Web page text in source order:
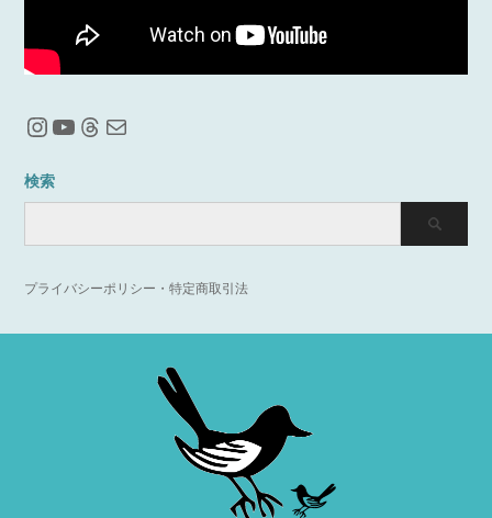
Instagram
YouTube
Threads
メール
検索
プライバシーポリシー・特定商取引法